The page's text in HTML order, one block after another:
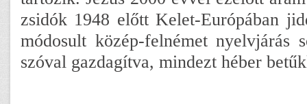
zsidók 1948 előtt Kelet-Európában
módosult közép-felnémet nyelvjárás
szóval gazdagítva, mindezt héber